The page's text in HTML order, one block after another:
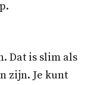
Dat is slim als
zijn. Je kunt